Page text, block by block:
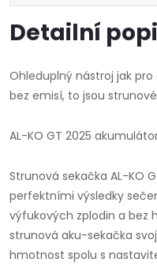
Detailní
Ohleduplný nástroj jak
bez emisí, to jsou
AL-KO GT 2025
Strunová sekačka AL-KO
perfektními výsledky
výfukových zplodin a bez
strunová aku-sekačka
hmotnost spolu s